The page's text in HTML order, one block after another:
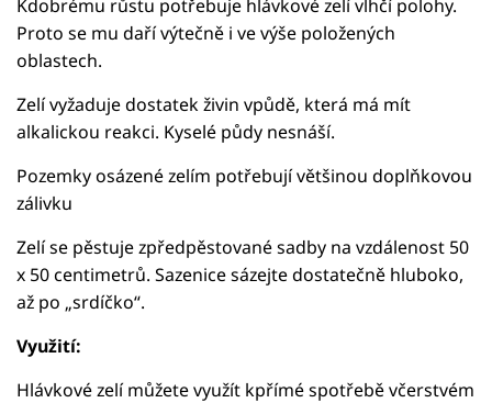
Kdobrému růstu potřebuje hlávkové zelí vlhčí polohy.
Proto se mu daří výtečně i ve výše položených
oblastech.
Zelí vyžaduje dostatek živin vpůdě, která má mít
alkalickou reakci. Kyselé půdy nesnáší.
Pozemky osázené zelím potřebují většinou doplňkovou
zálivku
Zelí se pěstuje zpředpěstované sadby na vzdálenost 50
x 50 centimetrů. Sazenice sázejte dostatečně hluboko,
až po „srdíčko“.
Využití:
Hlávkové zelí můžete využít kpřímé spotřebě včerstvém